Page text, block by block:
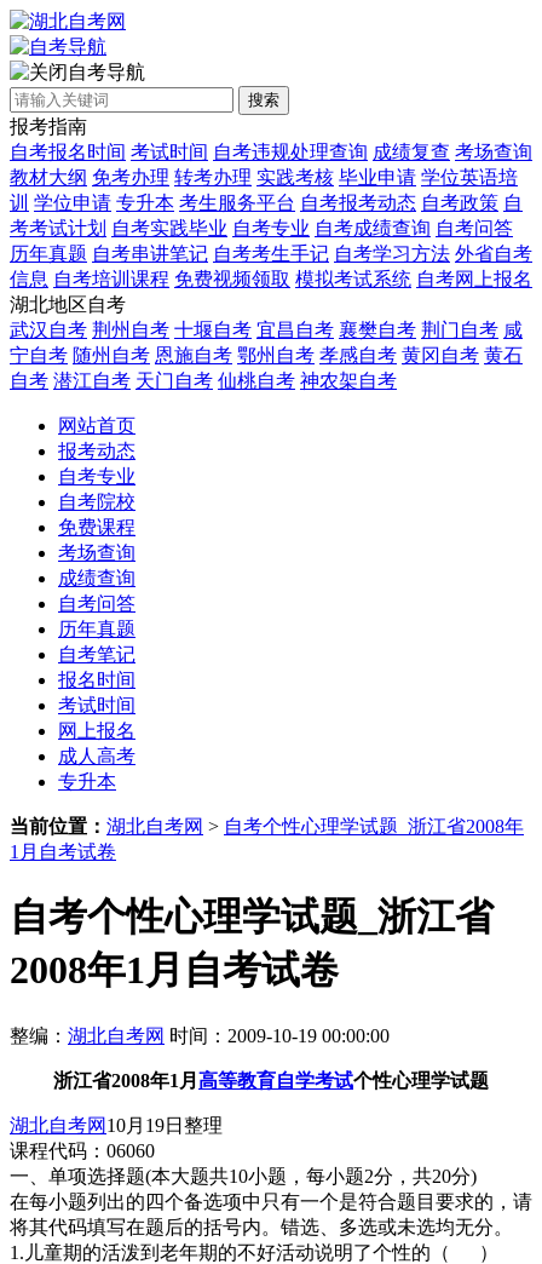
自考导航
搜索
报考指南
自考报名时间 考试时间 自考违规处理查询 成绩复查 考场查询
教材大纲 免考办理 转考办理 实践考核 毕业申请 学位英语培
训 学位申请 专升本 考生服务平台 自考报考动态 自考政策 自
考考试计划 自考实践毕业 自考专业 自考成绩查询 自考问答
历年真题 自考串讲笔记 自考考生手记 自考学习方法 外省自考
信息 自考培训课程 免费视频领取 模拟考试系统 自考网上报名
湖北地区自考
武汉自考 荆州自考 十堰自考 宜昌自考 襄樊自考 荆门自考 咸
宁自考 随州自考 恩施自考 鄂州自考 孝感自考 黄冈自考 黄石
自考 潜江自考 天门自考 仙桃自考 神农架自考
网站首页
报考动态
自考专业
自考院校
免费课程
考场查询
成绩查询
自考问答
历年真题
自考笔记
报名时间
考试时间
网上报名
成人高考
专升本
当前位置： 湖北自考网 > 自考个性心理学试题_浙江省2008年
1月自考试卷
自考个性心理学试题_浙江省
2008年1月自考试卷
整编： 湖北自考网 时间：2009-10-19 00:00:00
浙江省2008年1月 高等教育自学考试个性心理学试题
湖北自考网 10月19日整理
课程代码：06060
一、单项选择题(本大题共10小题，每小题2分，共20分)
在每小题列出的四个备选项中只有一个是符合题目要求的，请
将其代码填写在题后的括号内。错选、多选或未选均无分。
1.儿童期的活泼到老年期的不好活动说明了个性的（ ）